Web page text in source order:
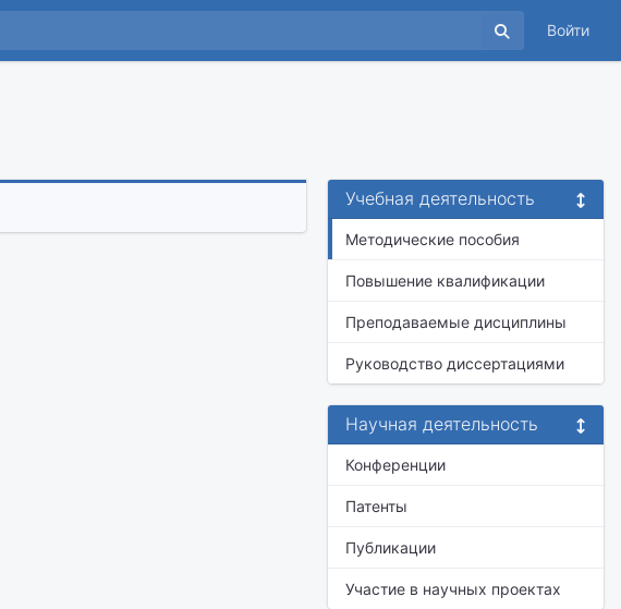
Войти
Учебная деятельность
Методические пособия
Повышение квалификации
Преподаваемые дисциплины
Руководство диссертациями
Научная деятельность
Конференции
Патенты
Публикации
Участие в научных проектах